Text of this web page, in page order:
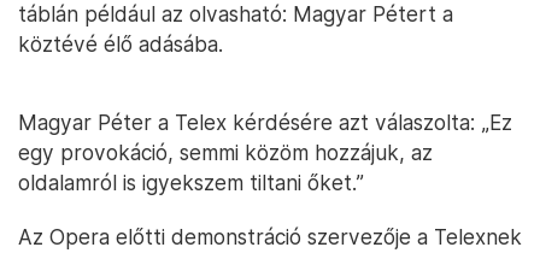
táblán például az olvasható: Magyar Pétert a
köztévé élő adásába.
Magyar Péter a Telex kérdésére azt válaszolta: „Ez
egy provokáció, semmi közöm hozzájuk, az
oldalamról is igyekszem tiltani őket.”
Az Opera előtti demonstráció szervezője a Telexnek